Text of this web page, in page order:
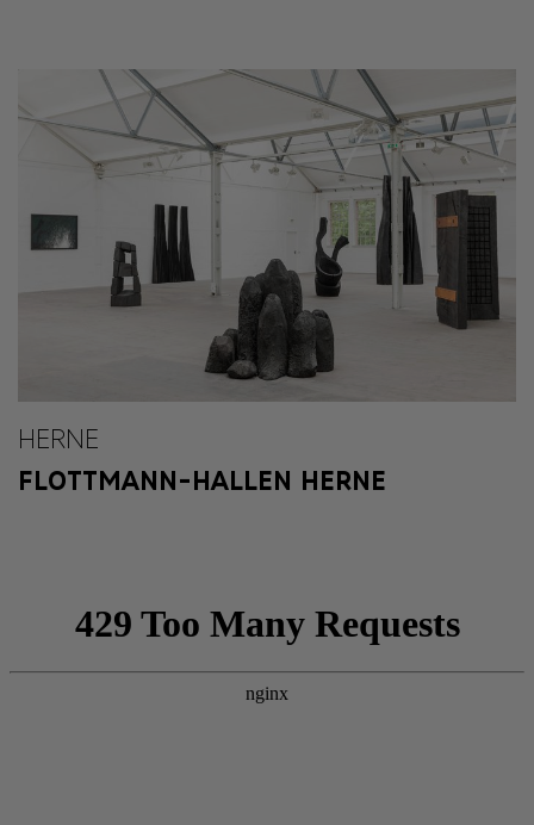
HERNE
FLOTTMANN-HALLEN HERNE